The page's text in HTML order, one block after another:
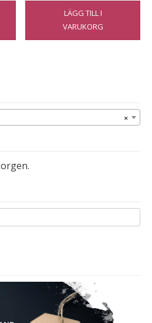
priset
var:
LÄGG TILL I
VARUKORG
×